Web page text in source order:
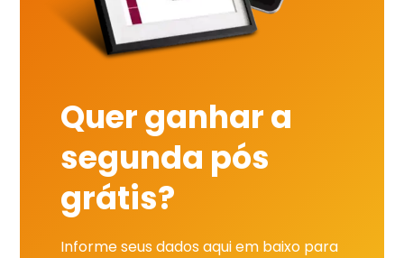
Quer ganhar a
segunda pós
grátis?
Informe seus dados aqui em baixo para